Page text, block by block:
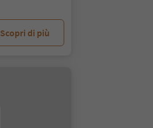
Scopri di più